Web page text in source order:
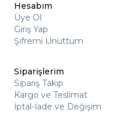
Hesabım
Üye Ol
Giriş Yap
Şifremi Unuttum
Siparişlerim
Sipariş Takip
Kargo ve Teslimat
İptal-İade ve Değişim